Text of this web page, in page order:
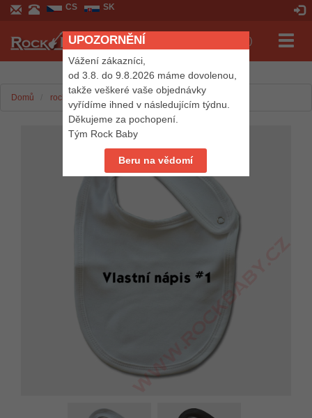
UPOZORNĚNÍ
Vážení zákazníci,
od 3.8. do 9.8.2026 máme dovolenou,
takže veškeré vaše objednávky
vyřídíme ihned v následujícím týdnu.
Děkujeme za pochopení.
Tým Rock Baby
Beru na vědomí
CS SK
Košík (0 Kč)
Domů rockbaby.cz Písmo: Typ 1